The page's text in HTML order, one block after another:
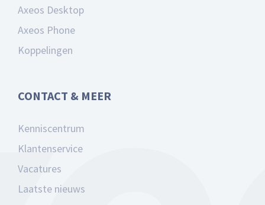
Axeos Desktop
Axeos Phone
Koppelingen
CONTACT & MEER
Kenniscentrum
Klantenservice
Vacatures
Laatste nieuws